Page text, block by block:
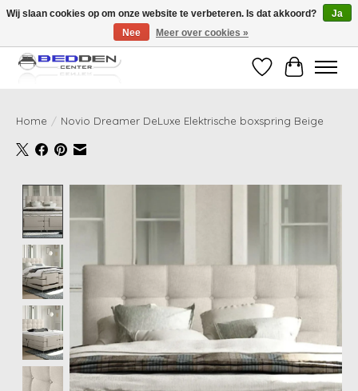
Standaard matrassen binnen 24 uur gratis geleverd!
Verlanglijst
Home / Novio Dreamer DeLuxe Elektrische boxspring Beige
Wij slaan cookies op om onze website te verbeteren. Is dat akkoord?
Ja
Nee
Meer over cookies »